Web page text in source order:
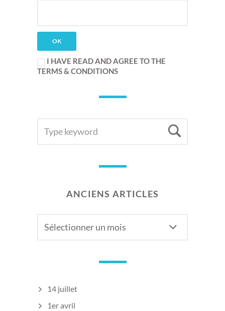
I HAVE READ AND AGREE TO THE
TERMS & CONDITIONS
FOR:
ANCIENS ARTICLES
14 juillet
1er avril